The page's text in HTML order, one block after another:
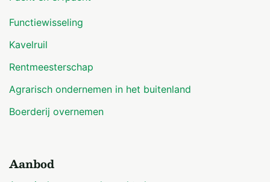
Functiewisseling
Kavelruil
Rentmeesterschap
Agrarisch ondernemen in het buitenland
Boerderij overnemen
Aanbod